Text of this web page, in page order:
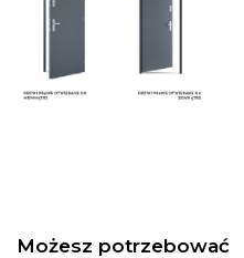
Możesz potrzebować